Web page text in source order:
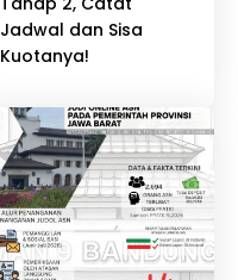
Jadwal dan Sisa
Kuotanya!